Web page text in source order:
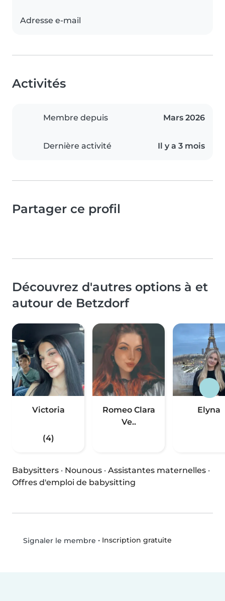
Adresse e-mail
Activités
Membre depuis Mars 2026
Dernière activité Il y a 3 mois
Partager ce profil
Découvrez d'autres options à et
autour de Betzdorf
Victoria
(4)
Romeo Clara
Ve..
Elyna
Babysitters · Nounous · Assistantes maternelles ·
Offres d'emploi de babysitting
Signaler le membre • Inscription gratuite